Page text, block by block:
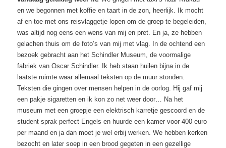
en we begonnen met koffie en taart in de zon, heerlijk. Ik mocht
af en toe met ons reisvlaggetje lopen om de groep te begeleiden,
was altijd nog eens een wens van mij en pret. En ja, ze hebben
gelachen thuis om de foto’s van mij met vlag. In de ochtend een
bezoek gebracht aan het Schindler Museum, de voormalige
fabriek van Oscar Schindler. Ik heb staan huilen bijna in de
laatste ruimte waar allemaal teksten op de muur stonden.
Teksten die gingen over mensen helpen in de oorlog. Hij gaf mij
een pakje sigaretten en ik kon zo net weer door… Na het
museum met een groepje een elektrisch karretje gescoord en de
student sprak perfect Engels en huurde een kamer voor 400 euro
per maand en ja dan moet je wel erbij werken. We hebben kerken
bezocht en later soep in een brood gegeten in een gezellige